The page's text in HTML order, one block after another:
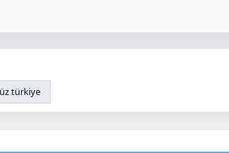
türkiye